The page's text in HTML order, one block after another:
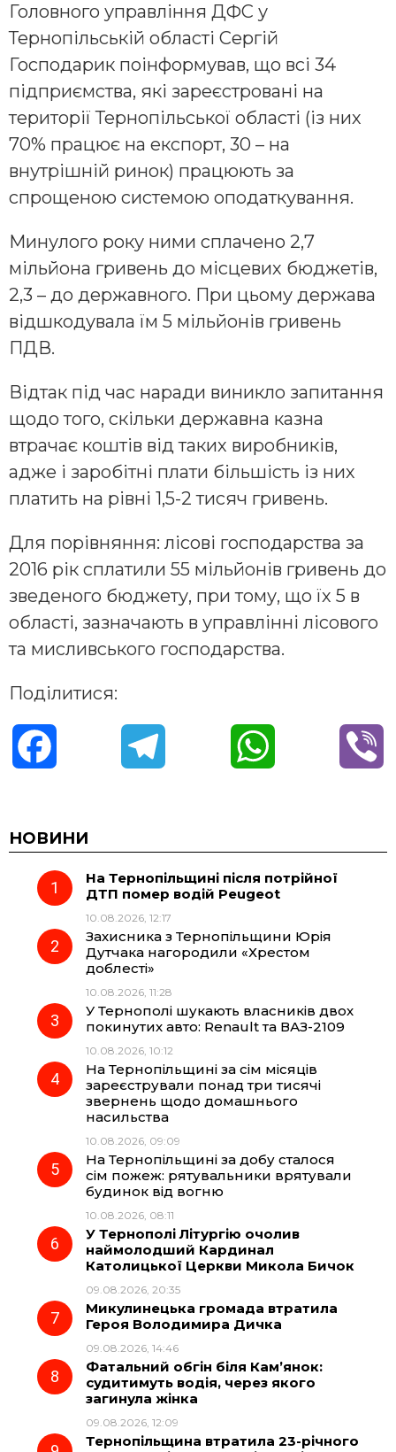
Головного управління ДФС у
Тернопільській області Сергій
Господарик поінформував, що всі 34
підприємства, які зареєстровані на
території Тернопільської області (із них
70% працює на експорт, 30 – на
внутрішній ринок) працюють за
спрощеною системою оподаткування.
Минулого року ними сплачено 2,7
мільйона гривень до місцевих бюджетів,
2,3 – до державного. При цьому держава
відшкодувала їм 5 мільйонів гривень
ПДВ.
Відтак під час наради виникло запитання
щодо того, скільки державна казна
втрачає коштів від таких виробників,
адже і заробітні плати більшість із них
платить на рівні 1,5-2 тисяч гривень.
Для порівняння: лісові господарства за
2016 рік сплатили 55 мільйонів гривень до
зведеного бюджету, при тому, що їх 5 в
області, зазначають в управлінні лісового
та мисливського господарства.
Поділитися:
c
e
o
o
e
g
a
m
t
p
НОВИНИ
На Тернопільщині після потрійної
ДТП помер водій Peugeot
10.08.2026, 12:17
Захисника з Тернопільщини Юрія
Дутчака нагородили «Хрестом
доблесті»
10.08.2026, 11:28
У Тернополі шукають власників двох
покинутих авто: Renault та ВАЗ-2109
10.08.2026, 10:12
На Тернопільщині за сім місяців
зареєстрували понад три тисячі
звернень щодо домашнього
насильства
10.08.2026, 09:09
На Тернопільщині за добу сталося
сім пожеж: рятувальники врятували
будинок від вогню
10.08.2026, 08:11
У Тернополі Літургію очолив
наймолодший Кардинал
Католицької Церкви Микола Бичок
09.08.2026, 20:35
Микулинецька громада втратила
Героя Володимира Дичка
09.08.2026, 14:46
Фатальний обгін біля Кам’янок:
судитимуть водія, через якого
загинула жінка
09.08.2026, 12:09
Тернопільщина втратила 23-річного